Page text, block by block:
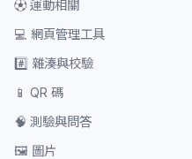
⚽ 運動相關
💻 網頁管理工具
#️⃣ 雜湊與校驗
📱 QR 碼
🧠 測驗與問答
🖼️ 圖片